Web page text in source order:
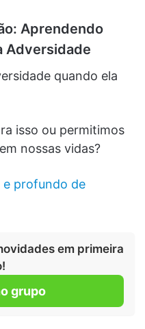
Aprendendo
Adversidade
quando ela
isso ou permitimos
nossas vidas?
e profundo de
em primeira
grupo